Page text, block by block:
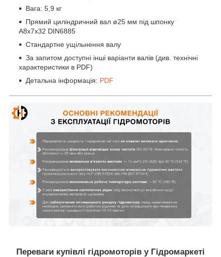
Вага: 5,9 кг
Прямий циліндричний вал ø25 мм під шпонку
A8x7x32 DIN6885
Стандартне ущільнення валу
За запитом доступні інші варіанти валів (див. технічні
характеристики в PDF)
Детальна інформація: PDF
Переваги купівлі гідромоторів у Гідромаркеті